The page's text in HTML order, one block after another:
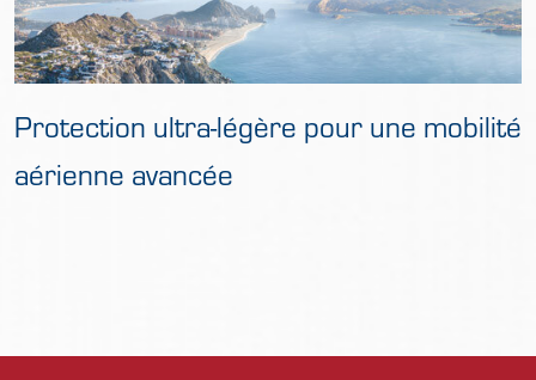
Protection ultra-légère pour une mobilité
aérienne avancée